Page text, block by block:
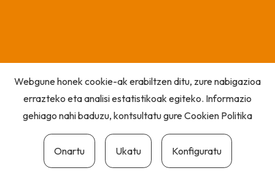
Webgune honek cookie-ak erabiltzen ditu, zure nabigazioa
errazteko eta analisi estatistikoak egiteko. Informazio
gehiago nahi baduzu, kontsultatu gureCookien Politika
Onartu Ukatu Konfiguratu